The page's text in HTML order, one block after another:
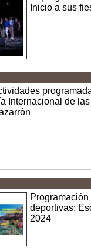
Inicio a sus
Internacional de
deportivas:
2024